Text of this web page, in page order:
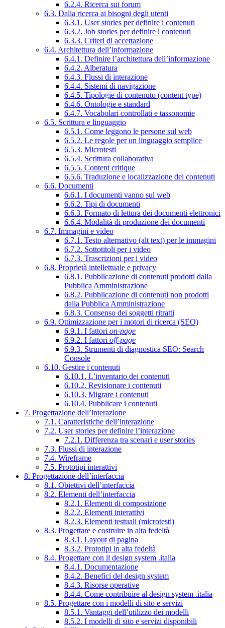
6.2.4. Ricerca sui forum
6.3. Dalla ricerca ai bisogni degli utenti
6.3.1. User stories per definire i contenuti
6.3.2. Job stories per definire i contenuti
6.3.3. Criteri di accettazione
6.4. Architettura dell’informazione
6.4.1. Definire l’architettura dell’informazione
6.4.2. Alberatura
6.4.3. Flussi di interazione
6.4.4. Sistemi di navigazione
6.4.5. Tipologie di contenuto (content type)
6.4.6. Ontologie e standard
6.4.7. Vocabolari controllati e tassonomie
6.5. Scrittura e linguaggio
6.5.1. Come leggono le persone sul web
6.5.2. Le regole per un linguaggio semplice
6.5.3. Microtesti
6.5.4. Scrittura collaborativa
6.5.5. Content critique
6.5.6. Traduzione e localizzazione dei contenuti
6.6. Documenti
6.6.1. I documenti vanno sul web
6.6.2. Tipi di documenti
6.6.3. Formato di lettura dei documenti elettronici
6.6.4. Modalità di produzione dei documenti
6.7. Immagini e video
6.7.1. Testo alternativo (alt text) per le immagini
6.7.2. Sottotitoli per i video
6.7.3. Trascrizioni per i video
6.8. Proprietà intellettuale e privacy
6.8.1. Pubblicazione di contenuti prodotti dalla
Pubblica Amministrazione
6.8.2. Pubblicazione di contenuti non prodotti
dalla Pubblica Amministrazione
6.8.3. Consenso dei soggetti ritratti
6.9. Ottimizzazione per i motori di ricerca (SEO)
6.9.1. I fattori on-page
6.9.2. I fattori off-page
6.9.3. Strumenti di diagnostica SEO: Search
Console
6.10. Gestire i contenuti
6.10.1. L’inventario dei contenuti
6.10.2. Revisionare i contenuti
6.10.3. Migrare i contenuti
6.10.4. Pubblicare i contenuti
7. Progettazione dell’interazione
7.1. Caratteristiche dell’interazione
7.2. User stories per definire l’interazione
7.2.1. Differenza tra scenari e user stories
7.3. Flussi di interazione
7.4. Wireframe
7.5. Prototipi interattivi
8. Progettazione dell’interfaccia
8.1. Obiettivi dell’interfaccia
8.2. Elementi dell’interfaccia
8.2.1. Elementi di composizione
8.2.2. Elementi interattivi
8.2.3. Elementi testuali (microtesti)
8.3. Progettare e costruire in alta fedeltà
8.3.1. Layout di pagina
8.3.2. Prototipi in alta fedeltà
8.4. Progettare con il design system .italia
8.4.1. Documentazione
8.4.2. Benefici del design system
8.4.3. Risorse operative
8.4.4. Come contribuire al design system .italia
8.5. Progettare con i modelli di sito e servizi
8.5.1. Vantaggi dell’utilizzo dei modelli
8.5.2. I modelli di sito e servizi disponibili